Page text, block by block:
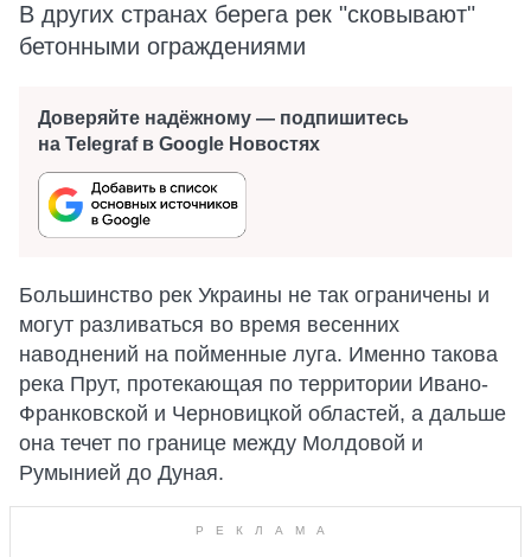
В других странах берега рек "сковывают"
бетонными ограждениями
Доверяйте надёжному — подпишитесь
на Telegraf в Google Новостях
Большинство рек Украины не так ограничены и
могут разливаться во время весенних
наводнений на пойменные луга. Именно такова
река Прут, протекающая по территории Ивано-
Франковской и Черновицкой областей, а дальше
она течет по границе между Молдовой и
Румынией до Дуная.